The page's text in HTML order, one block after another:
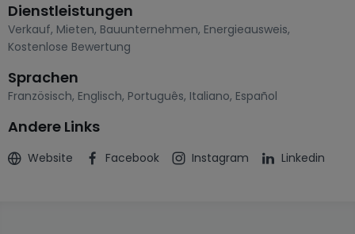
Dienstleistungen
Verkauf, Mieten, Bauunternehmen, Energieausweis,
Kostenlose Bewertung
Sprachen
Französisch, Englisch, Português, Italiano, Español
Andere Links
Website Facebook Instagram Linkedin